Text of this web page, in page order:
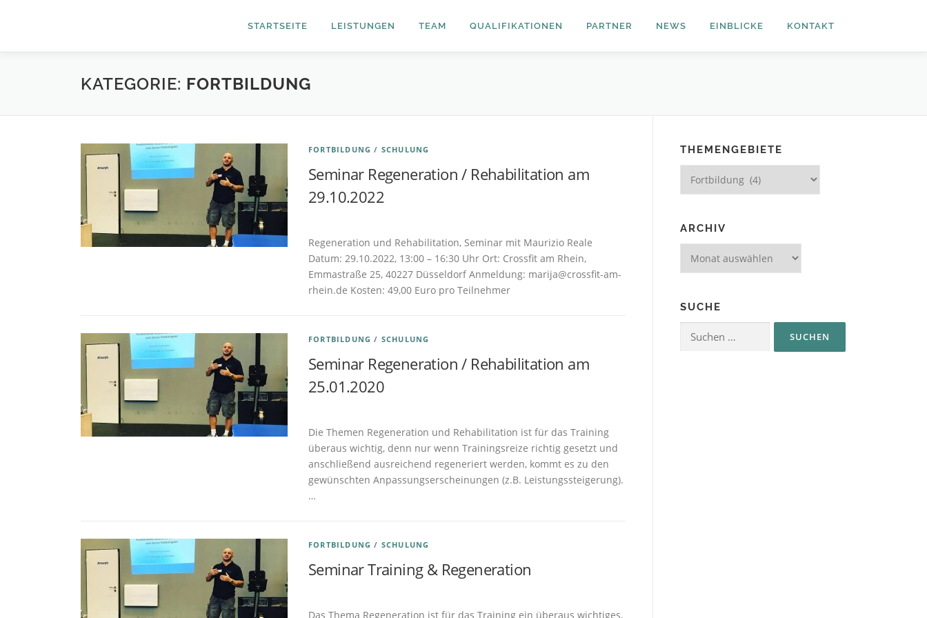
STARTSEITE LEISTUNGEN TEAM QUALIFIKATIONEN PARTNER NEWS EINBLICKE KONTAKT
KATEGORIE: FORTBILDUNG
FORTBILDUNG / SCHULUNG
Seminar Regeneration / Rehabilitation am
29.10.2022
Regeneration und Rehabilitation, Seminar mit Maurizio Reale
Datum: 29.10.2022, 13:00 – 16:30 Uhr Ort: Crossfit am Rhein,
Emmastraße 25, 40227 Düsseldorf Anmeldung: marija@crossfit-am-
rhein.de Kosten: 49,00 Euro pro Teilnehmer
FORTBILDUNG / SCHULUNG
Seminar Regeneration / Rehabilitation am
25.01.2020
Die Themen Regeneration und Rehabilitation ist für das Training
überaus wichtig, denn nur wenn Trainingsreize richtig gesetzt und
anschließend ausreichend regeneriert werden, kommt es zu den
gewünschten Anpassungserscheinungen (z.B. Leistungssteigerung).
…
FORTBILDUNG / SCHULUNG
Seminar Training & Regeneration
Das Thema Regeneration ist für das Training ein überaus wichtiges,
THEMENGEBIETE
ARCHIV
SUCHE
Suchen
nach: